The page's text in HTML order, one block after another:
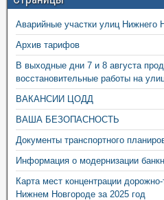
Аварийные участки улиц Нижнего
Архив тарифов
В выходные дни 7 и 8 августа
восстановительные работы на
ВАКАНСИИ ЦОДД
ВАША БЕЗОПАСНОСТЬ
Документы транспортного
Информация о модернизации
Карта мест концентрации
Нижнем Новгороде за 2025 год